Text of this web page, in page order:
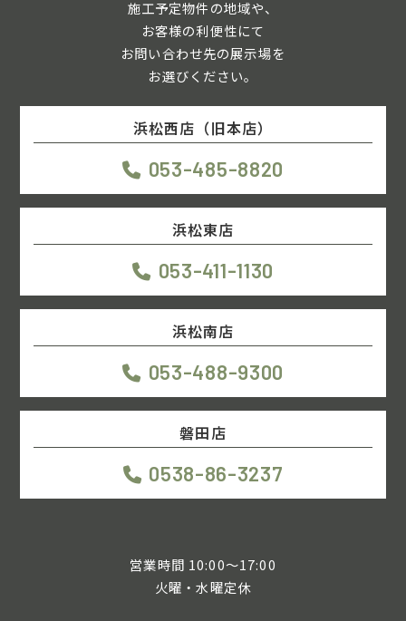
施工予定物件の地域や、
お客様の利便性にて
お問い合わせ先の展示場を
お選びください。
浜松西店（旧本店）
053-485-8820
浜松東店
053-411-1130
浜松南店
053-488-9300
磐田店
0538-86-3237
営業時間 10:00～17:00
火曜・水曜定休